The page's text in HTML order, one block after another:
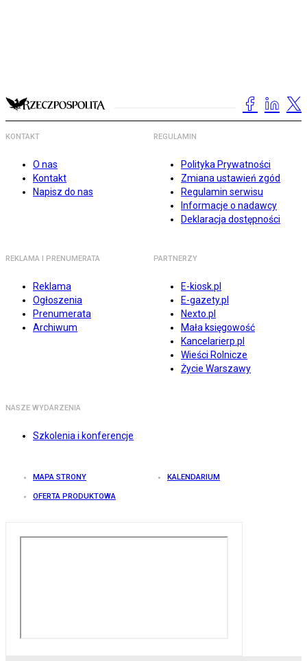
KONTAKT
O nas
Kontakt
Napisz do nas
REGULAMIN
Polityka Prywatności
Zmiana ustawień zgód
Regulamin serwisu
Informacje o nadawcy
Deklaracja dostępności
REKLAMA I PRENUMERATA
Reklama
Ogłoszenia
Prenumerata
Archiwum
PARTNERZY
E-kiosk.pl
E-gazety.pl
Nexto.pl
Mała księgowość
Kancelarierp.pl
Wieści Rolnicze
Życie Warszawy
NASZE WYDARZENIA
Szkolenia i konferencje
MAPA STRONY KALENDARIUM
OFERTA PRODUKTOWA